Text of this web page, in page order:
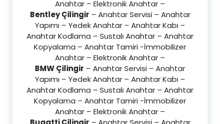
Anahtar – Elektronik Anahtar –
Bentley Çilingir – Anahtar Servisi – Anahtar
Yapımı – Yedek Anahtar – Anahtar Kabı –
Anahtar Kodlama – Sustalı Anahtar – Anahtar
Kopyalama – Anahtar Tamiri -İmmobilizer
Anahtar – Elektronik Anahtar –
BMW Çilingir – Anahtar Servisi – Anahtar
Yapımı – Yedek Anahtar – Anahtar Kabı –
Anahtar Kodlama – Sustalı Anahtar – Anahtar
Kopyalama – Anahtar Tamiri -İmmobilizer
Anahtar – Elektronik Anahtar –